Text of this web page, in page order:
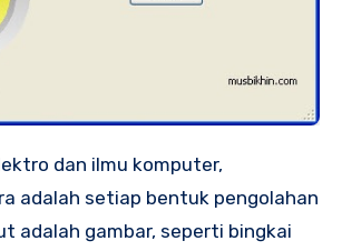
adalah setiap bentuk pengolahan
adalah gambar, seperti bingkai